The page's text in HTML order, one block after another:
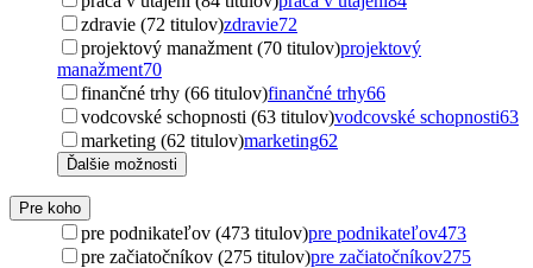
zdravie (72 titulov)zdravie72
projektový manažment (70 titulov)projektový
manažment70
finančné trhy (66 titulov)finančné trhy66
vodcovské schopnosti (63 titulov)vodcovské schopnosti63
marketing (62 titulov)marketing62
Ďalšie možnosti
Pre koho
pre podnikateľov (473 titulov)pre podnikateľov473
pre začiatočníkov (275 titulov)pre začiatočníkov275